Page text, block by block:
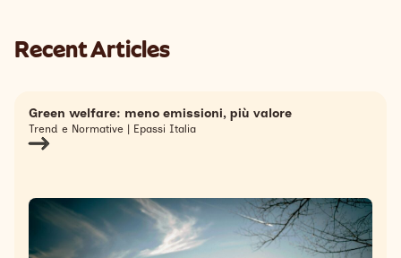
Recent Articles
Green welfare: meno emissioni, più valore
Trend e Normative | Epassi Italia